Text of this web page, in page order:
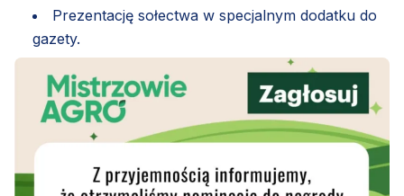
Prezentację sołectwa w specjalnym dodatku do
gazety.